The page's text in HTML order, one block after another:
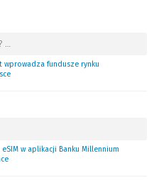
…
wprowadza fundusze rynku
eSIM w aplikacji Banku Millennium